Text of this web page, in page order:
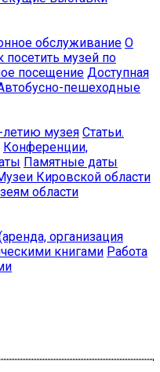
обслуживание О
посетить музей по
посещение Доступная
пешеходные
музея Статьи.
Конференции,
Памятные даты
Кировской области
области
организация
книгами Работа